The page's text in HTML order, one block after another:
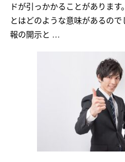
ドが引っかかることがあります
とはどのような意味があるの
報の開示と …